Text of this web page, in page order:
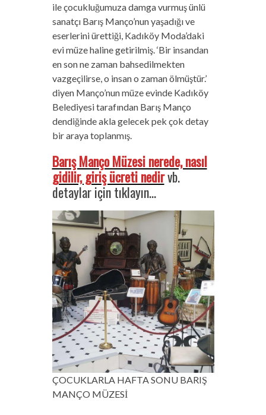
ile çocukluğumuza damga vurmuş ünlü
sanatçı Barış Manço’nun yaşadığı ve
eserlerini ürettiği, Kadıköy Moda’daki
evi müze haline getirilmiş. ‘Bir insandan
en son ne zaman bahsedilmekten
vazgeçilirse, o insan o zaman ölmüştür.’
diyen Manço’nun müze evinde Kadıköy
Belediyesi tarafından Barış Manço
dendiğinde akla gelecek pek çok detay
bir araya toplanmış.
Barış Manço Müzesi nerede, nasıl
gidilir, giriş ücreti nedirvb.
detaylar için tıklayın…
ÇOCUKLARLA HAFTA SONU BARIŞ
MANÇO MÜZESİ